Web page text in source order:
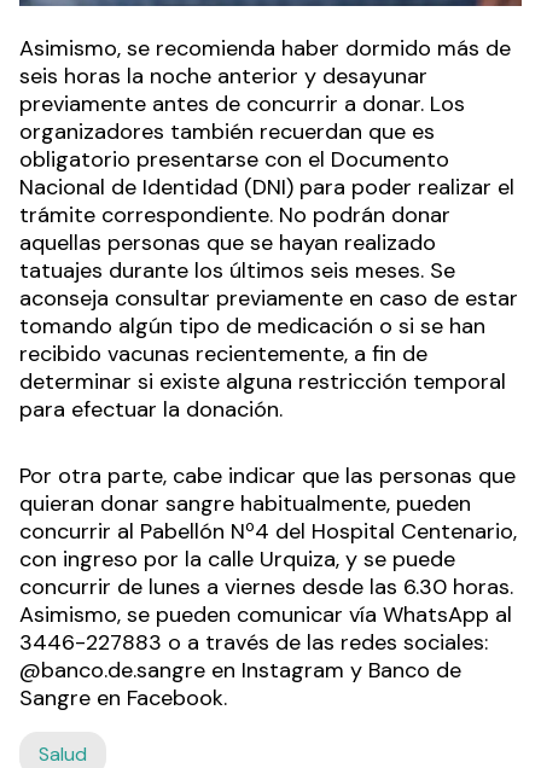
Asimismo, se recomienda haber dormido más de
seis horas la noche anterior y desayunar
previamente antes de concurrir a donar. Los
organizadores también recuerdan que es
obligatorio presentarse con el Documento
Nacional de Identidad (DNI) para poder realizar el
trámite correspondiente. No podrán donar
aquellas personas que se hayan realizado
tatuajes durante los últimos seis meses. Se
aconseja consultar previamente en caso de estar
tomando algún tipo de medicación o si se han
recibido vacunas recientemente, a fin de
determinar si existe alguna restricción temporal
para efectuar la donación.
Por otra parte, cabe indicar que las personas que
quieran donar sangre habitualmente, pueden
concurrir al Pabellón Nº4 del Hospital Centenario,
con ingreso por la calle Urquiza, y se puede
concurrir de lunes a viernes desde las 6.30 horas.
Asimismo, se pueden comunicar vía WhatsApp al
3446-227883 o a través de las redes sociales:
@banco.de.sangre en Instagram y Banco de
Sangre en Facebook.
Salud